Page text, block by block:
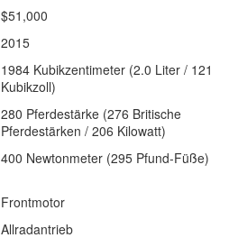
$51,000
2015
1984 Kubikzentimeter (2.0 Liter / 121
Kubikzoll)
280 Pferdestärke (276 Britische
Pferdestärken / 206 Kilowatt)
400 Newtonmeter (295 Pfund-Füße)
Frontmotor
Allradantrieb